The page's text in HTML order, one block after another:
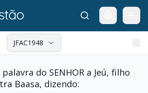
JFAC1948
do SENHOR a Jeú, filho
Baasa, dizendo: